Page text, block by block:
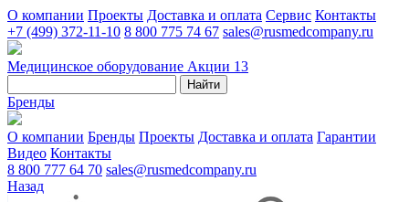
О компании Проекты Доставка и оплата Сервис Контакты
+7 (499) 372-11-10 8 800 775 74 67 sales@rusmedcompany.ru
Медицинское оборудование Акции 13
Найти
Бренды
О компании Бренды Проекты Доставка и оплата Гарантии
Видео Контакты
8 800 777 64 70 sales@rusmedcompany.ru
Назад